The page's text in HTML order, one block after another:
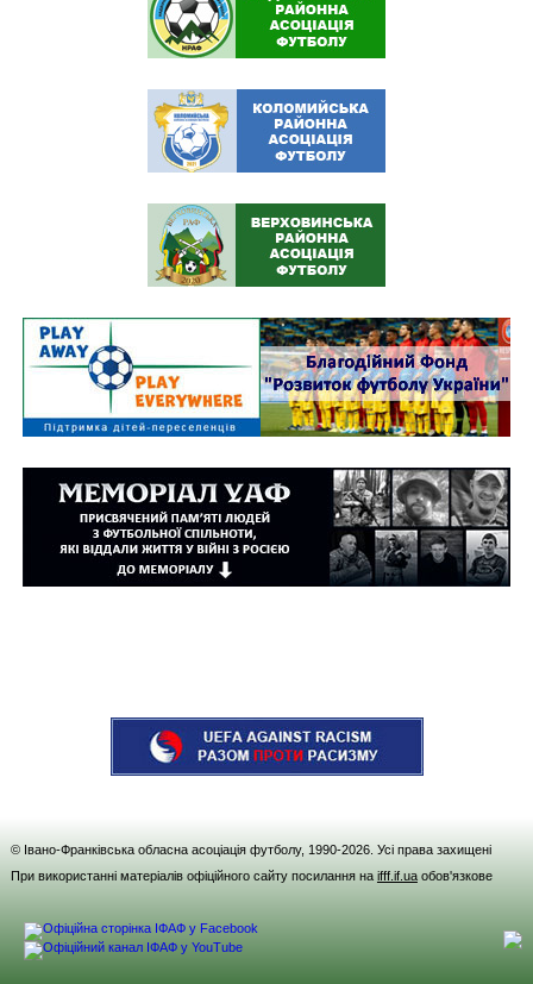
© Івано-Франківська обласна асоціація футболу, 1990-2026. Усі права захищені
При використанні матеріалів офіційного сайту посилання на ifff.if.uaобов'язкове